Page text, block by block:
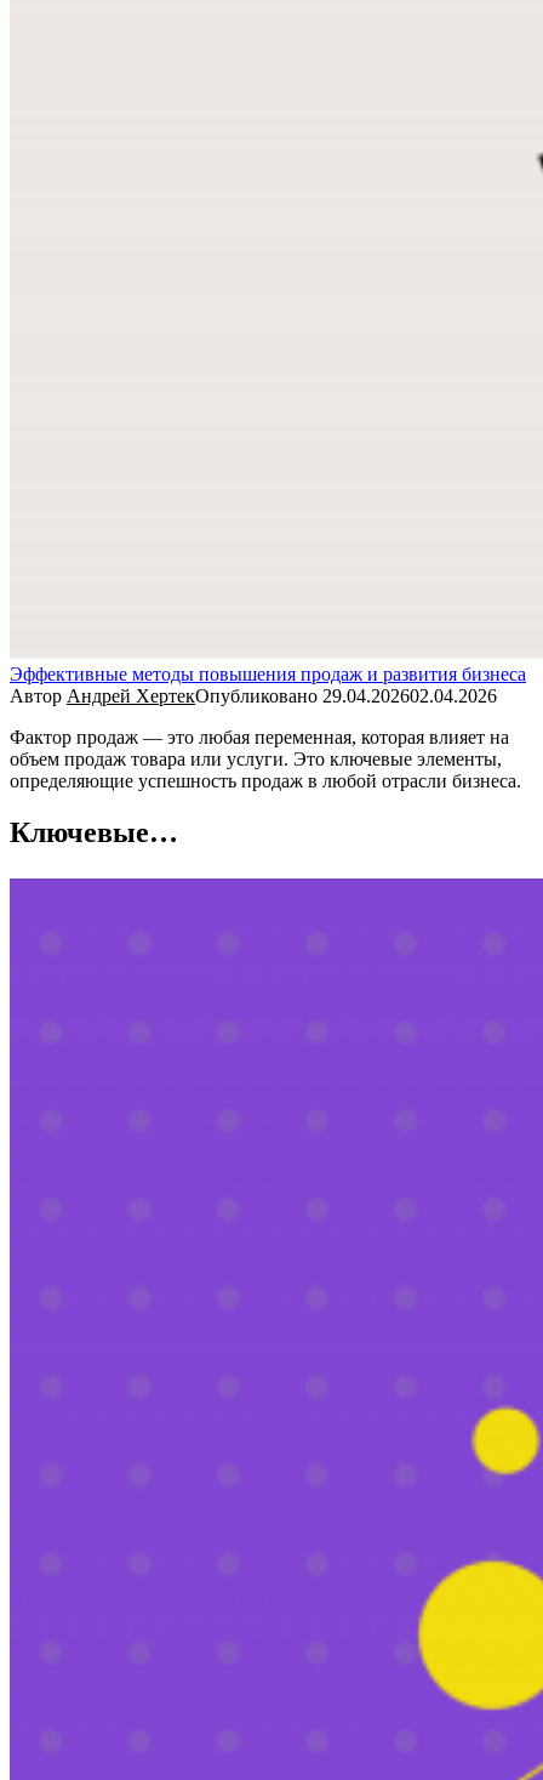
Эффективные методы повышения продаж и развития бизнеса
Автор Андрей ХертекОпубликовано 29.04.202602.04.2026
Фактор продаж — это любая переменная, которая влияет на
объем продаж товара или услуги. Это ключевые элементы,
определяющие успешность продаж в любой отрасли бизнеса.
Ключевые…